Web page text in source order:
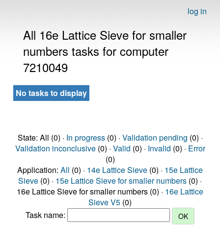
log in
All 16e Lattice Sieve for smaller
numbers tasks for computer
7210049
No tasks to display
State: All (0) · In progress(0) · Validation pending (0) ·
Validation inconclusive(0) · Valid (0) · Invalid (0) · Error
(0)
Application: All (0) · 14e Lattice Sieve (0) · 15e Lattice
Sieve (0) · 15e Lattice Sieve for smaller numbers (0) ·
16e Lattice Sieve for smaller numbers (0) · 16e Lattice
Sieve V5 (0)
Task name: